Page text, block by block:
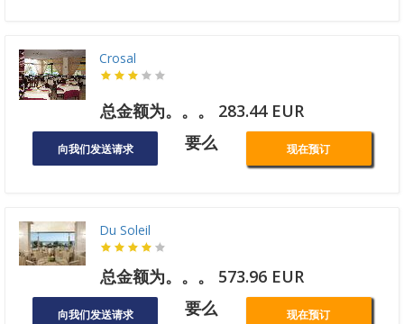
Crosal
总金额为。。。 283.44 EUR
向我们发送请求 要么 现在预订
Du Soleil
总金额为。。。 573.96 EUR
向我们发送请求 要么 现在预订